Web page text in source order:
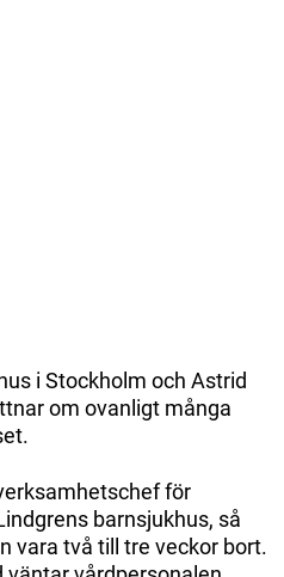
i Stockholm och Astrid
om ovanligt många
för
barnsjukhus, så
vara två till tre veckor bort.